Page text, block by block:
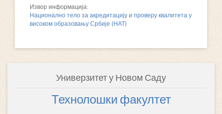
Извор информација:
Национално тело за акредитацију и проверу квалитета у
високом образовању Србије (НАТ)
Универзитет у Новом Саду
Технолошки факултет